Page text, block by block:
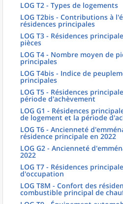
LOG T2 - Types de logements
LOG T2bis - Contributions à
résidences principales
LOG T3 - Résidences
pièces
LOG T4 - Nombre moyen de
principales
LOG T4bis - Indice de
principales
LOG T5 - Résidences
période d'achèvement
LOG G1 - Résidences
de logement et la période
LOG T6 - Ancienneté
résidence principale en 2022
LOG G2 - Ancienneté
2022
LOG T7 - Résidences
d'occupation
LOG T8M - Confort des
combustible principal de